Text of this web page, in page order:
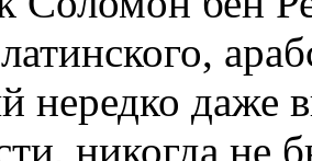
нередко даже
никогда не